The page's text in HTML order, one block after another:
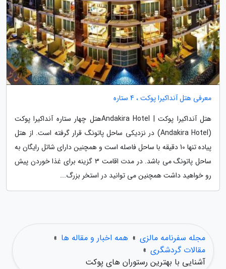
معرفی هتل آنداکیرا پوکت ، 4 ستاره
هتل آنداکیرا پوکت | Andakira Hotelهتل چهار ستاره آنداکیرا پوکت
(Andakira Hotel) در نزدیکی ساحل پاتونگ قرار گرفته است. از هتل
پیاده تنها 10 دقیقه با ساحل فاصله است و همچنین دارای شاتل رایگان به
ساحل پاتونگ می باشد. در مدت اقامت 3 گزینه برای غذا خوردن پیش
رو خواهید داشت همچنین می توانید در استخر بزرگ...
مجله سفرنامه مالزی » همه اخبار و مقاله ها »
مقالات گردشگری »
آشنایی با بهترین رستوران های پوکت